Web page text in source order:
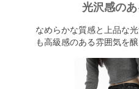
光沢感の
なめらかな質感と上品な
も高級感のある雰囲気を